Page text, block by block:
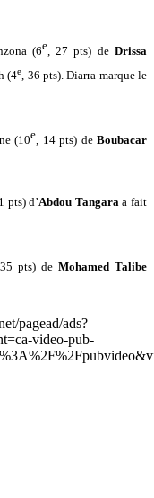
(6e, 27 pts) deDrissa
(4e, 36 pts). Diarra marque le
(10e, 14 pts) deBoubacar
pts) d’Abdou Tangaraa fait
pts) deMohamed Talibe
pagead/ads?
video-pub-